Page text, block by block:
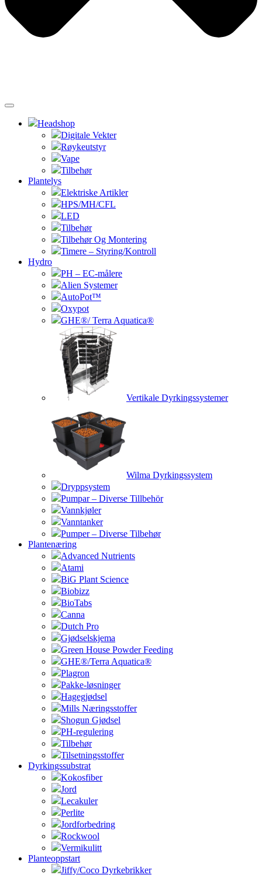
Headshop
Digitale Vekter
Røykeutstyr
Vape
Tilbehør
Plantelys
Elektriske Artikler
HPS/MH/CFL
LED
Tilbehør
Tilbehør Og Montering
Timere – Styring/Kontroll
Hydro
PH – EC-målere
Alien Systemer
AutoPot™
Oxypot
GHE®/ Terra Aquatica®
Vertikale Dyrkingssystemer
Wilma Dyrkingssystem
Dryppsystem
Pumpar – Diverse Tillbehör
Vannkjøler
Vanntanker
Pumper – Diverse Tilbehør
Plantenæring
Advanced Nutrients
Atami
BiG Plant Science
Biobizz
BioTabs
Canna
Dutch Pro
Gjødselskjema
Green House Powder Feeding
GHE®/Terra Aquatica®
Plagron
Pakke-løsninger
Hagegjødsel
Mills Næringsstoffer
Shogun Gjødsel
PH-regulering
Tilbehør
Tilsetningsstoffer
Dyrkingssubstrat
Kokosfiber
Jord
Lecakuler
Perlite
Jordforbedring
Rockwool
Vermikulitt
Planteoppstart
Jiffy/Coco Dyrkebrikker